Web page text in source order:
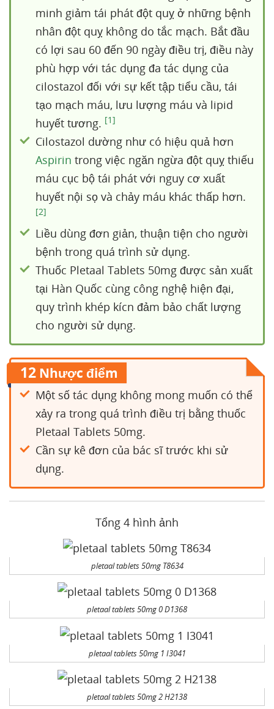
minh giảm tái phát đột quỵ ở những bệnh
nhân đột quỵ không do tắc mạch. Bắt đầu
có lợi sau 60 đến 90 ngày điều trị, điều này
phù hợp với tác dụng đa tác dụng của
cilostazol đối với sự kết tập tiểu cầu, tái
tạo mạch máu, lưu lượng máu và lipid
huyết tương. [1]
Cilostazol dường như có hiệu quả hơn
Aspirin trong việc ngăn ngừa đột quỵ thiếu
máu cục bộ tái phát với nguy cơ xuất
huyết nội sọ và chảy máu khác thấp hơn.
[2]
Liều dùng đơn giản, thuận tiện cho người
bệnh trong quá trình sử dụng.
Thuốc Pletaal Tablets 50mg được sản xuất
tại Hàn Quốc cùng công nghệ hiện đại,
quy trình khép kícn đảm bảo chất lượng
cho người sử dụng.
12 Nhược điểm
Một số tác dụng không mong muốn có thể
xảy ra trong quá trình điều trị bằng thuốc
Pletaal Tablets 50mg.
Cần sự kê đơn của bác sĩ trước khi sử
dụng.
Tổng 4 hình ảnh
pletaal tablets 50mg T8634
pletaal tablets 50mg 0 D1368
pletaal tablets 50mg 1 I3041
pletaal tablets 50mg 2 H2138